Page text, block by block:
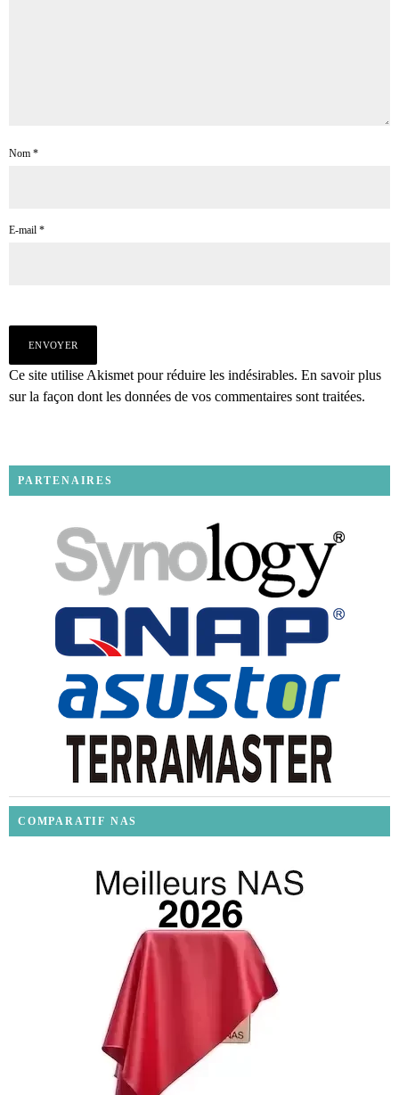
Nom *
E-mail *
Ce site utilise Akismet pour réduire les indésirables. En savoir plus
sur la façon dont les données de vos commentaires sont traitées.
PARTENAIRES
COMPARATIF NAS